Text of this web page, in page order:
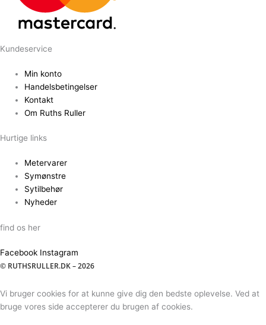
Kundeservice
Min konto
Handelsbetingelser
Kontakt
Om Ruths Ruller
Hurtige links
Metervarer
Symønstre
Sytilbehør
Nyheder
find os her
Facebook Instagram
© RUTHSRULLER.DK – 2026
Vi bruger cookies for at kunne give dig den bedste oplevelse. Ved at
bruge vores side accepterer du brugen af cookies.